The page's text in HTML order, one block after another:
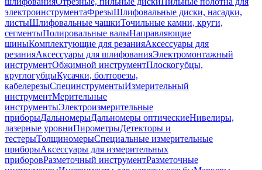
электроинструментаФрезыШлифовальные диски, насадки,
листыШлифовальные чашкиТочильные камни, круги,
сегментыПолировальные валыНаправляющие
шиныКомплектующие для резанияАксессуары для
резанияАксессуары для шлифованияЭлектромонтажный
инструментОбжимной инструментПлоскогубцы,
круглогубцыКусачки, болторезы,
кабелерезыСпецинструментыИзмерительный
инструментМерительные
инструментыЭлектроизмерительные
приборыДальномерыДальномеры оптическиеНивелиры,
лазерные уровниПирометрыДетекторы и
тестерыТолщиномерыСпециальные измерительные
приборыАксессуары для измерительных
приборовРазметочный инструментРазметочные